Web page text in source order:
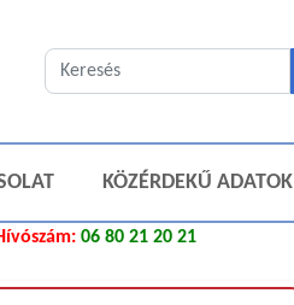
KÖZÉRDEKŰ ADATOK
06 80 21 20 21